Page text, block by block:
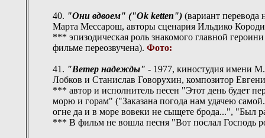
40. "Они вдвоем" ("Ok ketten") (вариант перевода
Марта Меcсарош, авторы сценария Ильдико
*** эпизодическая роль знакомого главной
фильме переозвучена). Фото:
41. "Ветер надежды" - 1977, киностудия имени
Лобков и Станислав Говорухин, композитор
*** автор и исполнитель песен "Этот день будет
морю и горам" ("Заказана погода нам удачею
огне да и в море вовеки не сыщете брода...", "Был
*** В фильм не вошла песня "Вот послал Господь